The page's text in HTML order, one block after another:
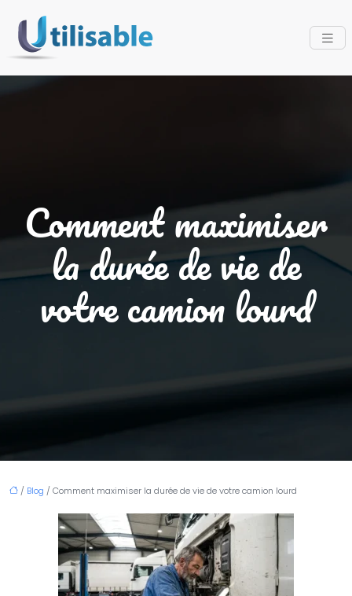
Comment maximiser
la durée de vie de
votre camion lourd
/ Blog / Comment maximiser la durée de vie de votre camion lourd